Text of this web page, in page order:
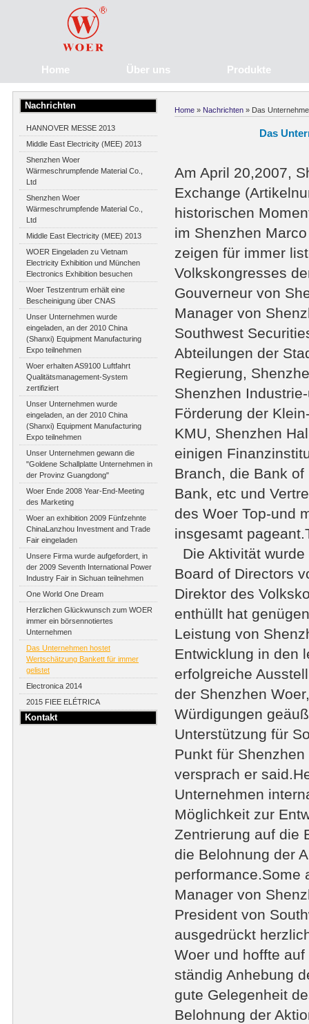
Home Über uns Produkte
Nachrichten
HANNOVER MESSE 2013
Middle East Electricity (MEE) 2013
Shenzhen Woer
Wärmeschrumpfende Material Co.,
Ltd
Shenzhen Woer
Wärmeschrumpfende Material Co.,
Ltd
Middle East Electricity (MEE) 2013
WOER Eingeladen zu Vietnam
Electricity Exhibition und München
Electronics Exhibition besuchen
Woer Testzentrum erhält eine
Bescheinigung über CNAS
Unser Unternehmen wurde
eingeladen, an der 2010 China
(Shanxi) Equipment Manufacturing
Expo teilnehmen
Woer erhalten AS9100 Luftfahrt
Qualitätsmanagement-System
zertifiziert
Unser Unternehmen wurde
eingeladen, an der 2010 China
(Shanxi) Equipment Manufacturing
Expo teilnehmen
Unser Unternehmen gewann die
"Goldene Schallplatte Unternehmen in
der Provinz Guangdong"
Woer Ende 2008 Year-End-Meeting
des Marketing
Woer an exhibition 2009 Fünfzehnte
ChinaLanzhou Investment and Trade
Fair eingeladen
Unsere Firma wurde aufgefordert, in
der 2009 Seventh International Power
Industry Fair in Sichuan teilnehmen
One World One Dream
Herzlichen Glückwunsch zum WOER
immer ein börsennotiertes
Unternehmen
Das Unternehmen hostet
Wertschätzung Bankett für immer
gelistet
Electronica 2014
2015 FIEE ELÉTRICA
Kontakt
Home » Nachrichten » Das
Das
Am April 20,2007,
Exchange
historischen
im Shenzhen
zeigen für immer
Volkskongresses
Gouverneur von
Manager von
Southwest
Abteilungen der
Regierung,
Shenzhen
Förderung der
KMU, Shenzhen
einigen
Branch, die Bank
Bank, etc und
des Woer Top-und
insgesamt
Die Aktivität
Board of Directors
Direktor des
enthüllt hat
Leistung von
Entwicklung in den
erfolgreiche
der Shenzhen
Würdigungen
Unterstützung für
Punkt für
versprach er
Unternehmen
Möglichkeit zur
Zentrierung auf die
die Belohnung der
performance.Some
Manager von
President von
ausgedrückt
Woer und hoffte
ständig Anhebung
gute Gelegenheit
Belohnung der